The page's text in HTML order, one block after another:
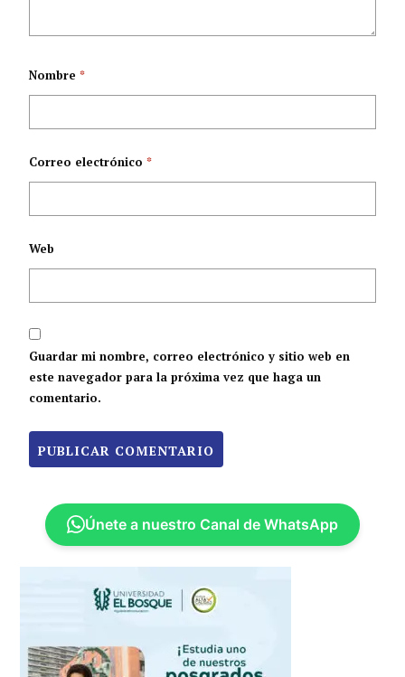
Nombre*
Correo electrónico*
Web
Guardar mi nombre, correo electrónico y sitio web en
este navegador para la próxima vez que haga un
comentario.
Únete a nuestro Canal de WhatsApp